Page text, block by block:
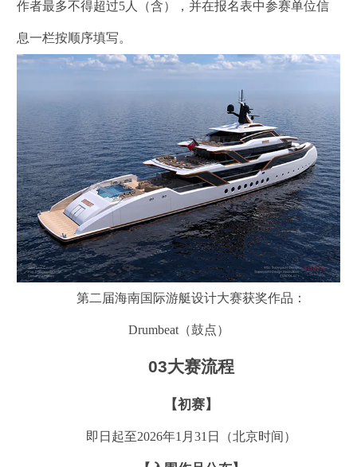
作者最多不得超过5人（含），并在报名表中参赛单位信
息一栏按顺序填写。
第二届海南国际游艇设计大赛获奖作品：
Drumbeat（鼓点）
03大赛流程
【初赛】
即日起至2026年1月31日（北京时间）